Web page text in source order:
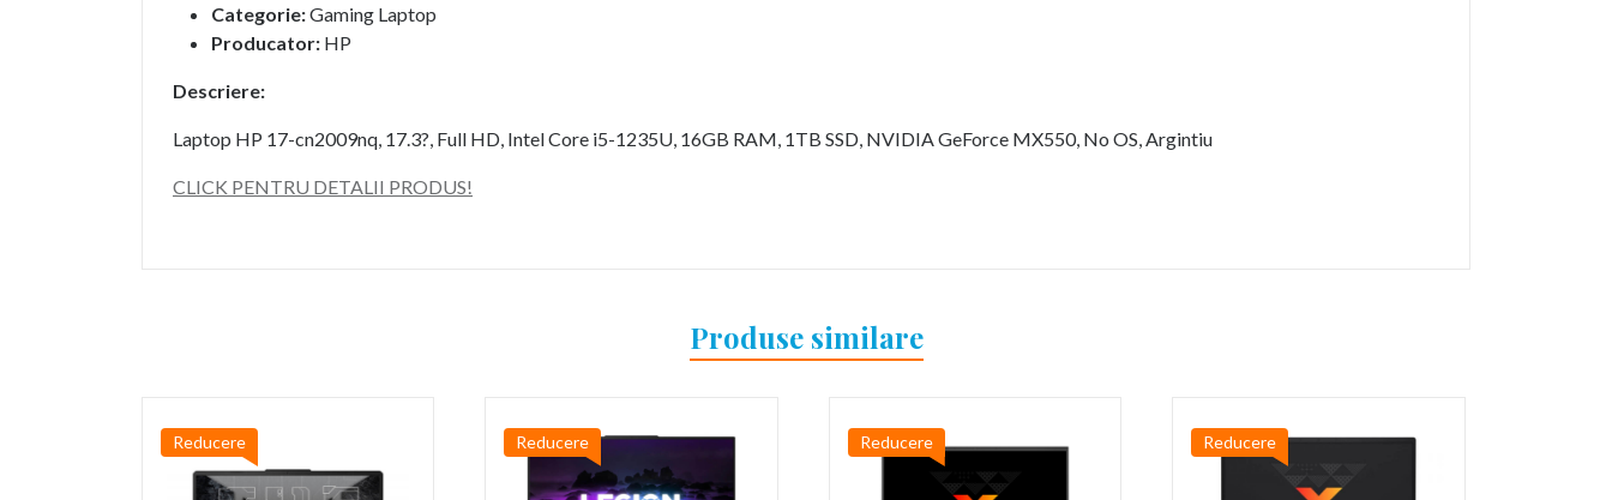
Categorie:Gaming Laptop
Producator: HP
Descriere:
Laptop HP 17-cn2009nq, 17.3?, Full HD, Intel Core i5-1235U, 16GB RAM, 1TB SSD, NVIDIA GeForce MX550, No OS, Argintiu
CLICK PENTRU DETALII PRODUS!
Produse similare
Reducere Reducere Reducere Reducere